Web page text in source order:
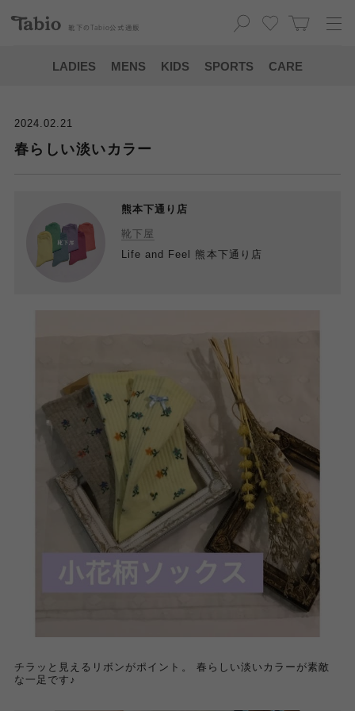
靴下の Tabio 公式通販
LADIES MENS KIDS SPORTS CARE
2024.02.21
春らしい淡いカラー
熊本下通り店
靴下屋
Life and Feel 熊本下通り店
チラッと見えるリボンがポイント。 春らしい淡いカラーが素敵
な一足です♪